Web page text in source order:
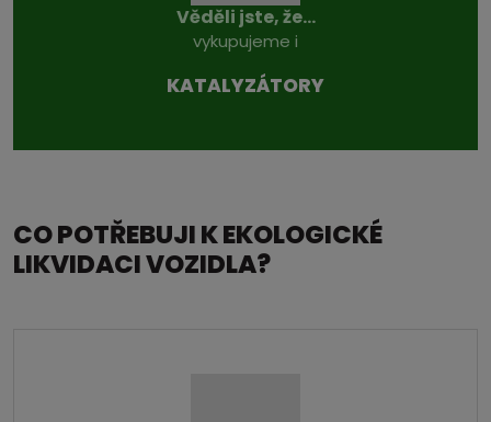
Věděli jste, že...
vykupujeme i
KATALYZÁTO­RY
CO POTŘEBUJI K EKOLOGICKÉ
LIKVIDACI VOZIDLA?